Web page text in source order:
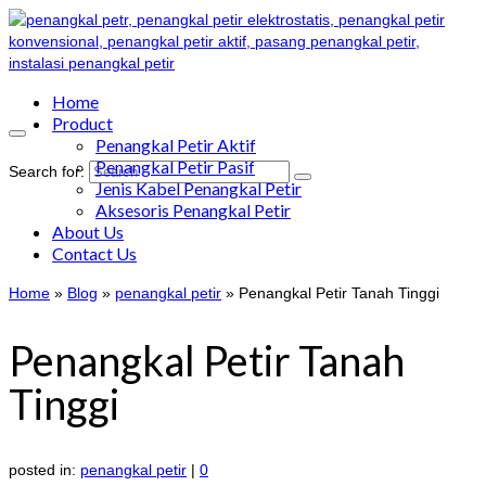
Search for:
Home
Product
Penangkal Petir Aktif
Penangkal Petir Pasif
Jenis Kabel Penangkal Petir
Aksesoris Penangkal Petir
About Us
Contact Us
Home » Blog » penangkal petir » Penangkal Petir Tanah Tinggi
Penangkal Petir Tanah
Tinggi
posted in: penangkal petir | 0